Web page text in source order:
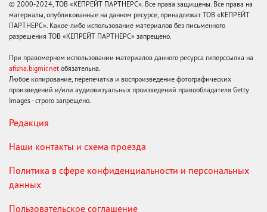
© 2000-2024, ТОВ «КЕПРЕЙТ ПАРТНЕРС». Все права защищены. Все права на
материалы, опубликованные на данном ресурсе, принадлежат ТОВ «КЕПРЕЙТ
ПАРТНЕРС». Какое-либо использование материалов без письменного
разрешения ТОВ «КЕПРЕЙТ ПАРТНЕРС» запрещено.
При правомерном использовании материалов данного ресурса гиперссылка на
afisha.bigmir.net обязательна.
Любое копирование, перепечатка и воспроизведение фотографических
произведений и/или аудиовизуальных произведений правообладателя Getty
Images - строго запрещено.
Редакция
Наши контакты и схема проезда
Политика в сфере конфиденциальности и персональных
данных
Пользовательское соглашение